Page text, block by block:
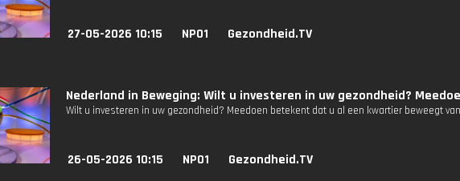
27-05-2026 10:15 NPO1 Gezondheid.TV
Nederland in Beweging: Wilt u investeren in uw gezondheid?
Wilt u investeren in uw gezondheid? Meedoen betekent dat u al een kwartier beweegt
26-05-2026 10:15 NPO1 Gezondheid.TV